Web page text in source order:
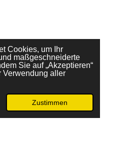
Cookies, um Ihr
maßgeschneiderte
Sie auf „Akzeptieren“
Verwendung aller
Zustimmen